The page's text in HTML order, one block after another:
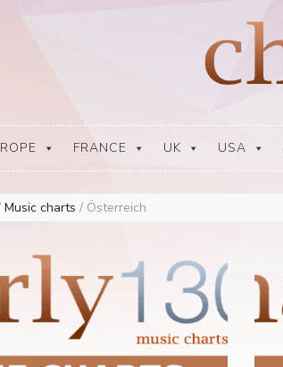
Music Worldwide – Charly1300
plus USA and Australia
FRANCE UK USA
Music charts / Österreich